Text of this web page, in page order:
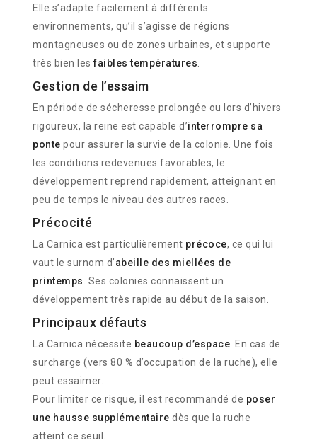
Elle s’adapte facilement à différents
environnements, qu’il s’agisse de régions
montagneuses ou de zones urbaines, et supporte
très bien lesfaibles températures
Gestion de l’essaim
En période de sécheresse prolongée ou lors d’hivers
rigoureux, la reine est capable d’interrompre sa
ponte pour assurer la survie de la colonie. Une fois
les conditions redevenues favorables, le
développement reprend rapidement, atteignant en
peu de temps le niveau des autres races.
Précocité
La Carnica est particulièrement précoce, ce qui lui
vaut le surnom d’abeille des miellées de
printemps . Ses colonies connaissent un
développement très rapide au début de la saison.
Principaux défauts
La Carnica nécessite beaucoup d’espace . En cas de
surcharge (vers 80 % d’occupation de la ruche), elle
peut essaimer.
Pour limiter ce risque, il est recommandé de poser
une hausse supplémentaire dès que la ruche
atteint ce seuil.